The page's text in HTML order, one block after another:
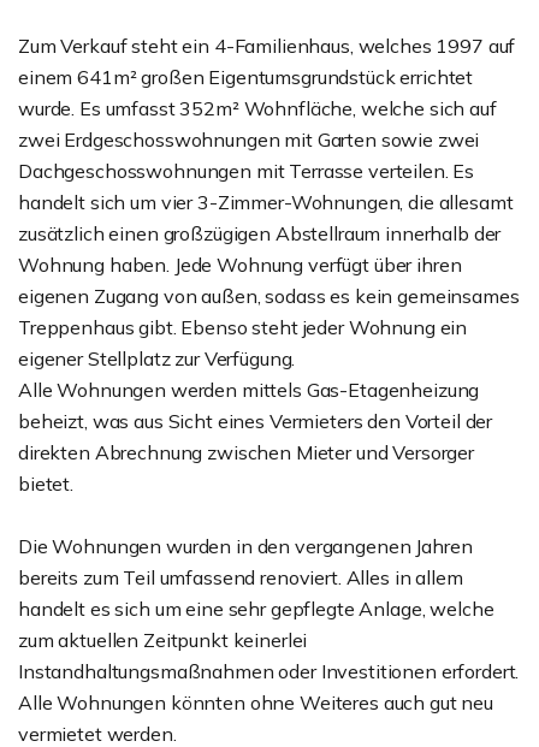
Zum Verkauf steht ein 4-Familienhaus, welches 1997 auf
einem 641m² großen Eigentumsgrundstück errichtet
wurde. Es umfasst 352m² Wohnfläche, welche sich auf
zwei Erdgeschosswohnungen mit Garten sowie zwei
Dachgeschosswohnungen mit Terrasse verteilen. Es
handelt sich um vier 3-Zimmer-Wohnungen, die allesamt
zusätzlich einen großzügigen Abstellraum innerhalb der
Wohnung haben. Jede Wohnung verfügt über ihren
eigenen Zugang von außen, sodass es kein gemeinsames
Treppenhaus gibt. Ebenso steht jeder Wohnung ein
eigener Stellplatz zur Verfügung.
Alle Wohnungen werden mittels Gas-Etagenheizung
beheizt, was aus Sicht eines Vermieters den Vorteil der
direkten Abrechnung zwischen Mieter und Versorger
bietet.
Die Wohnungen wurden in den vergangenen Jahren
bereits zum Teil umfassend renoviert. Alles in allem
handelt es sich um eine sehr gepflegte Anlage, welche
zum aktuellen Zeitpunkt keinerlei
Instandhaltungsmaßnahmen oder Investitionen erfordert.
Alle Wohnungen könnten ohne Weiteres auch gut neu
vermietet werden.